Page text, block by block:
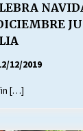
sus segmentos de
2026
JUNTO A SUS
12/2019
[…]